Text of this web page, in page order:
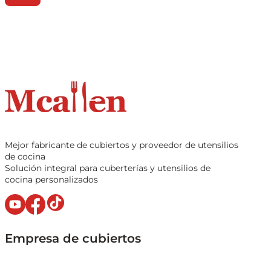
Mejor fabricante de cubiertos y proveedor de utensilios
de cocina
Solución integral para cuberterías y utensilios de
cocina personalizados
Empresa de cubiertos